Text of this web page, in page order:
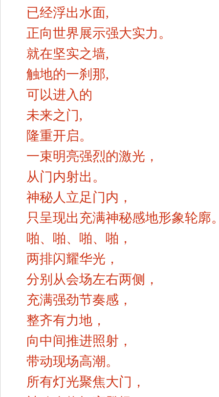
已经浮出水面,
正向世界展示强大实力。
就在坚实之墙,
触地的一刹那,
可以进入的
未来之门,
隆重开启。
一束明亮强烈的激光，
从门内射出。
神秘人立足门内，
只呈现出充满神秘感地形象轮廓
啪、啪、啪、啪，
两排闪耀华光，
分别从会场左右两侧，
充满强劲节奏感，
整齐有力地，
向中间推进照射，
带动现场高潮。
所有灯光聚焦大门，